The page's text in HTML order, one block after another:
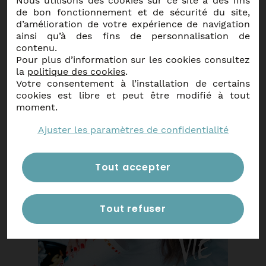
Autres événements
En savoir plus
de bon fonctionnement et de sécurité du site,
d’amélioration de votre expérience de navigation
ainsi qu’à des fins de personnalisation de
contenu.
Pour plus d’information sur les cookies consultez
la politique des cookies.
Votre consentement à l’installation de certains
cookies est libre et peut être modifié à tout
moment.
Ajuster les paramètres de confidentialité